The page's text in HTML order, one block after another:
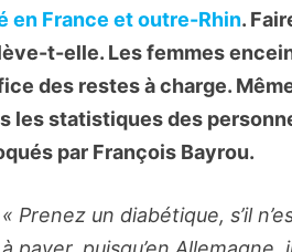
en France et outre-Rhin.
t-elle. Les femmes
des restes à charge.
les statistiques des
par François Bayrou.
« Prenez un diabétique, s’il